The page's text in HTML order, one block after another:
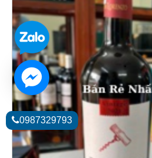
0987329793